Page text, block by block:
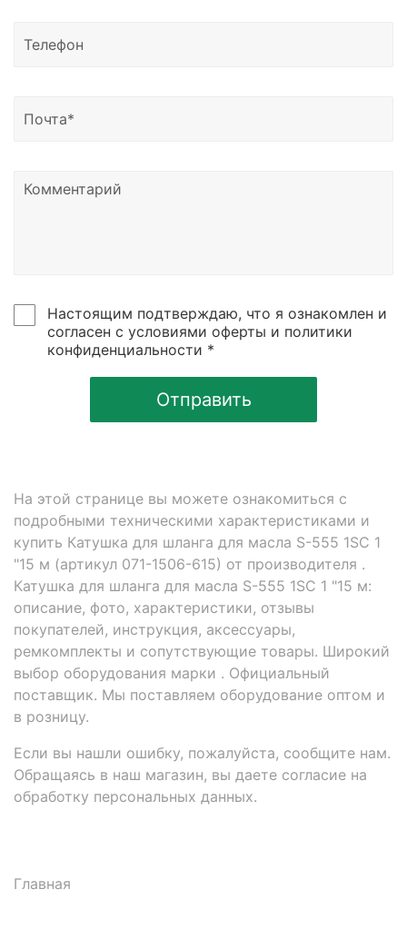
Доставка возможна в Казахстан, Узбекистан и
нам на почту или позвонить по номеру телефона,
Настоящим подтверждаю, что я ознакомлен и
согласен с условиями оферты и политики
конфиденциальности *
Отправить
На этой странице вы можете ознакомиться с
подробными техническими характеристиками и
купить Катушка для шланга для масла S-555 1SC 1
"15 м (артикул 071-1506-615) от производителя .
Катушка для шланга для масла S-555 1SC 1 "15 м:
описание, фото, характеристики, отзывы
покупателей, инструкция, аксессуары,
ремкомплекты и сопутствующие товары. Широкий
выбор оборудования марки . Официальный
поставщик. Мы поставляем оборудование оптом и
в розницу.
Если вы нашли ошибку, пожалуйста, сообщите нам.
Обращаясь в наш магазин, вы даете согласие на
обработку персональных данных.
Главная